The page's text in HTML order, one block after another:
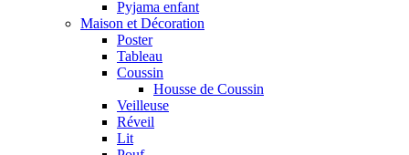
Pyjama enfant
Maison et Décoration
Poster
Tableau
Coussin
Housse de Coussin
Veilleuse
Réveil
Lit